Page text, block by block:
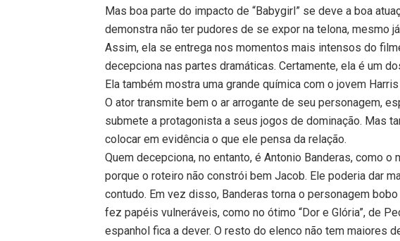
Mas boa parte do impacto de “Babygirl” se deve a boa
demonstra não ter pudores de se expor na telona, mesmo
Assim, ela se entrega nos momentos mais intensos do
decepciona nas partes dramáticas. Certamente, ela é um
Ela também mostra uma grande química com o jovem
O ator transmite bem o ar arrogante de seu personagem,
submete a protagonista a seus jogos de dominação. Mas
colocar em evidência o que ele pensa da relação.
Quem decepciona, no entanto, é Antonio Banderas, como o
porque o roteiro não constrói bem Jacob. Ele poderia dar
contudo. Em vez disso, Banderas torna o personagem
fez papéis vulneráveis, como no ótimo “Dor e Glória”, de
espanhol fica a dever. O resto do elenco não tem maiores